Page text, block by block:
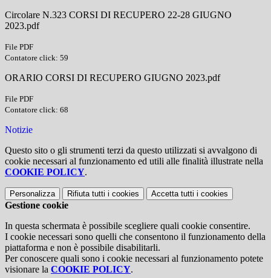
Circolare N.323 CORSI DI RECUPERO 22-28 GIUGNO
2023.pdf
File PDF
Contatore click: 59
ORARIO CORSI DI RECUPERO GIUGNO 2023.pdf
File PDF
Contatore click: 68
Notizie
Questo sito o gli strumenti terzi da questo utilizzati si avvalgono di
cookie necessari al funzionamento ed utili alle finalità illustrate nella
COOKIE POLICY.
Personalizza Rifiuta tutti i cookies Accetta tutti i cookies
Gestione cookie
In questa schermata è possibile scegliere quali cookie consentire.
I cookie necessari sono quelli che consentono il funzionamento della
piattaforma e non è possibile disabilitarli.
Per conoscere quali sono i cookie necessari al funzionamento potete
visionare la COOKIE POLICY.